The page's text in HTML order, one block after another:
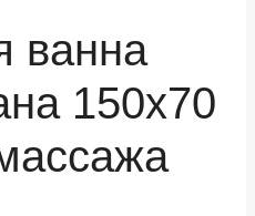
ванна
150х70